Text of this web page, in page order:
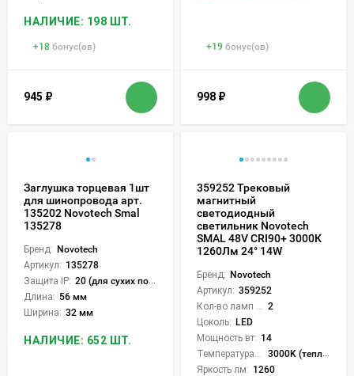
НАЛИЧИЕ: 198 ШТ.
+18 бонус(ов)
945 ₽
+19 бонус(ов)
998 ₽
Заглушка торцевая 1шт
для шинопровода арт.
135202 Novotech Smal
135278
Бренд: Novotech
Артикул: 135278
Защита IP: 20 (для сухих пом.)
Длина: 56 мм
Ширина: 32 мм
НАЛИЧИЕ: 652 ШТ.
359252 Трековый
магнитный
светодиодный
светильник Novotech
SMAL 48V CRI90+ 3000К
1260Лм 24° 14W
Бренд: Novotech
Артикул: 359252
2
Цоколь: LED
Мощность вт: 14
3000K (теплый)
Яркость лм: 1260